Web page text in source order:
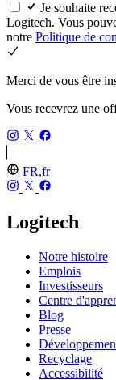
Je souhaite
Logitech. Vous
notre Politique de
Merci de vous être
Vous recevrez une
FR,fr
Logitech
Notre histoire
Emplois
Investisseurs
Centre
Blog
Presse
Recyclage
Accessibilité